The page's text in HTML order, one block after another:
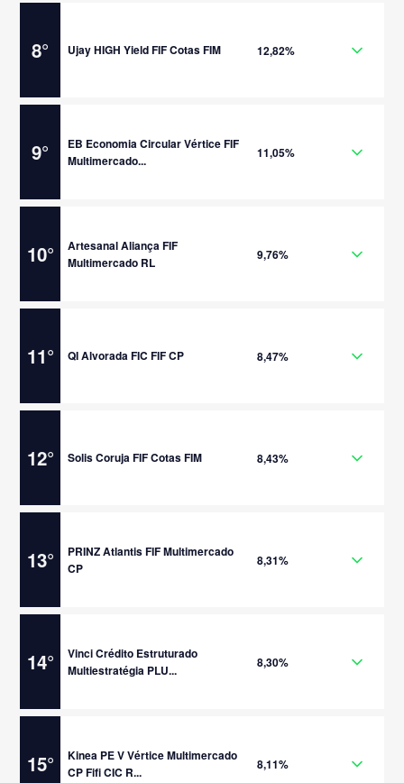
8° Ujay HIGH Yield FIF Cotas FIM 12,82%
9°
EB Economia Circular Vértice FIF
Multimercado...
11,05%
10°
Artesanal Aliança FIF
Multimercado RL
9,76%
11° QI Alvorada FIC FIF CP 8,47%
12° Solis Coruja FIF Cotas FIM 8,43%
13°
PRINZ Atlantis FIF Multimercado
CP
8,31%
14°
Vinci Crédito Estruturado
Multiestratégia PLU...
8,30%
15°
Kinea PE V Vértice Multimercado
CP Fifi CIC R...
8,11%